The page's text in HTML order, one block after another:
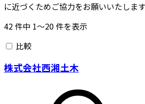
に近づくためご協力をお願いいたします
42件中 1〜20件を表示
比較
株式会社西湘土木